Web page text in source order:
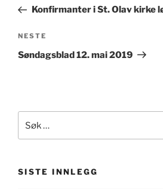
innlegg
Konfirmanter i St. Olav kirke
Neste
innlegg
NESTE
Søndagsblad 12. mai 2019
etter:
SISTE INNLEGG